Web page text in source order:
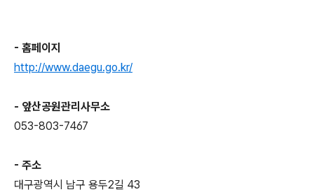
- 홈페이지
http://www.daegu.go.kr/
- 앞산공원관리사무소
053-803-7467
- 주소
대구광역시 남구 용두2길 43